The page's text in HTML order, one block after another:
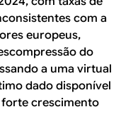
com a
europeus,
do
a uma virtual
dado disponível
forte crescimento